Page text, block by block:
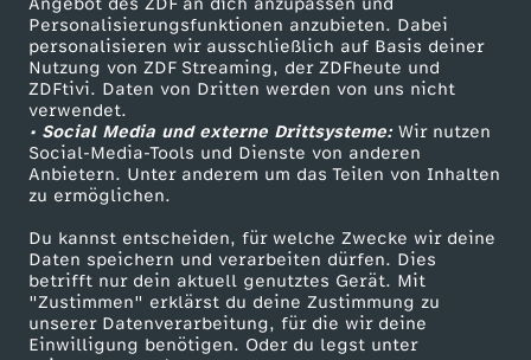
Angebot des ZDF an dich anzupassen und
Personalisierungsfunktionen anzubieten. Dabei
personalisieren wir ausschließlich auf Basis deiner
Nutzung von ZDF Streaming, der ZDFheute und
ZDFtivi. Daten von Dritten werden von uns nicht
verwendet.
• Social Media und externe Drittsysteme:Wir nutzen
Social-Media-Tools und Dienste von anderen
Anbietern. Unter anderem um das Teilen von Inhalten
zu ermöglichen.
Du kannst entscheiden, für welche Zwecke wir deine
Daten speichern und verarbeiten dürfen. Dies
betrifft nur dein aktuell genutztes Gerät. Mit
"Zustimmen" erklärst du deine Zustimmung zu
unserer Datenverarbeitung, für die wir deine
Einwilligung benötigen. Oder du legst unter
i
2
0
2
6
TV-Programm
ZDF Unternehmen
Karriere
ZDF goes Schule
Werbefernsehen
Mainzelmännchen